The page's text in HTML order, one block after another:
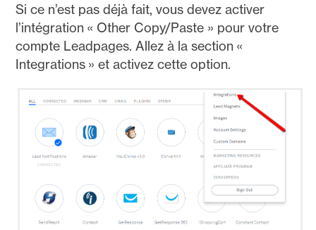
Si ce n’est pas déjà fait, vous devez activer
l’intégration « Other Copy/Paste » pour votre
compte Leadpages. Allez à la section «
Integrations » et activez cette option.